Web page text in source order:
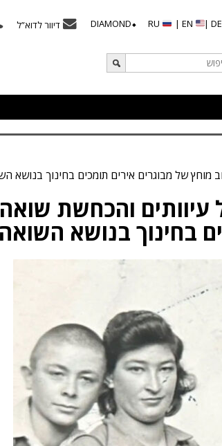
⬥DIAMOND דיוור לדוא”ל
של מבוגרים אירים תומכים בחינוך בנושא
והכחשת שואה
בחינוך בנושא